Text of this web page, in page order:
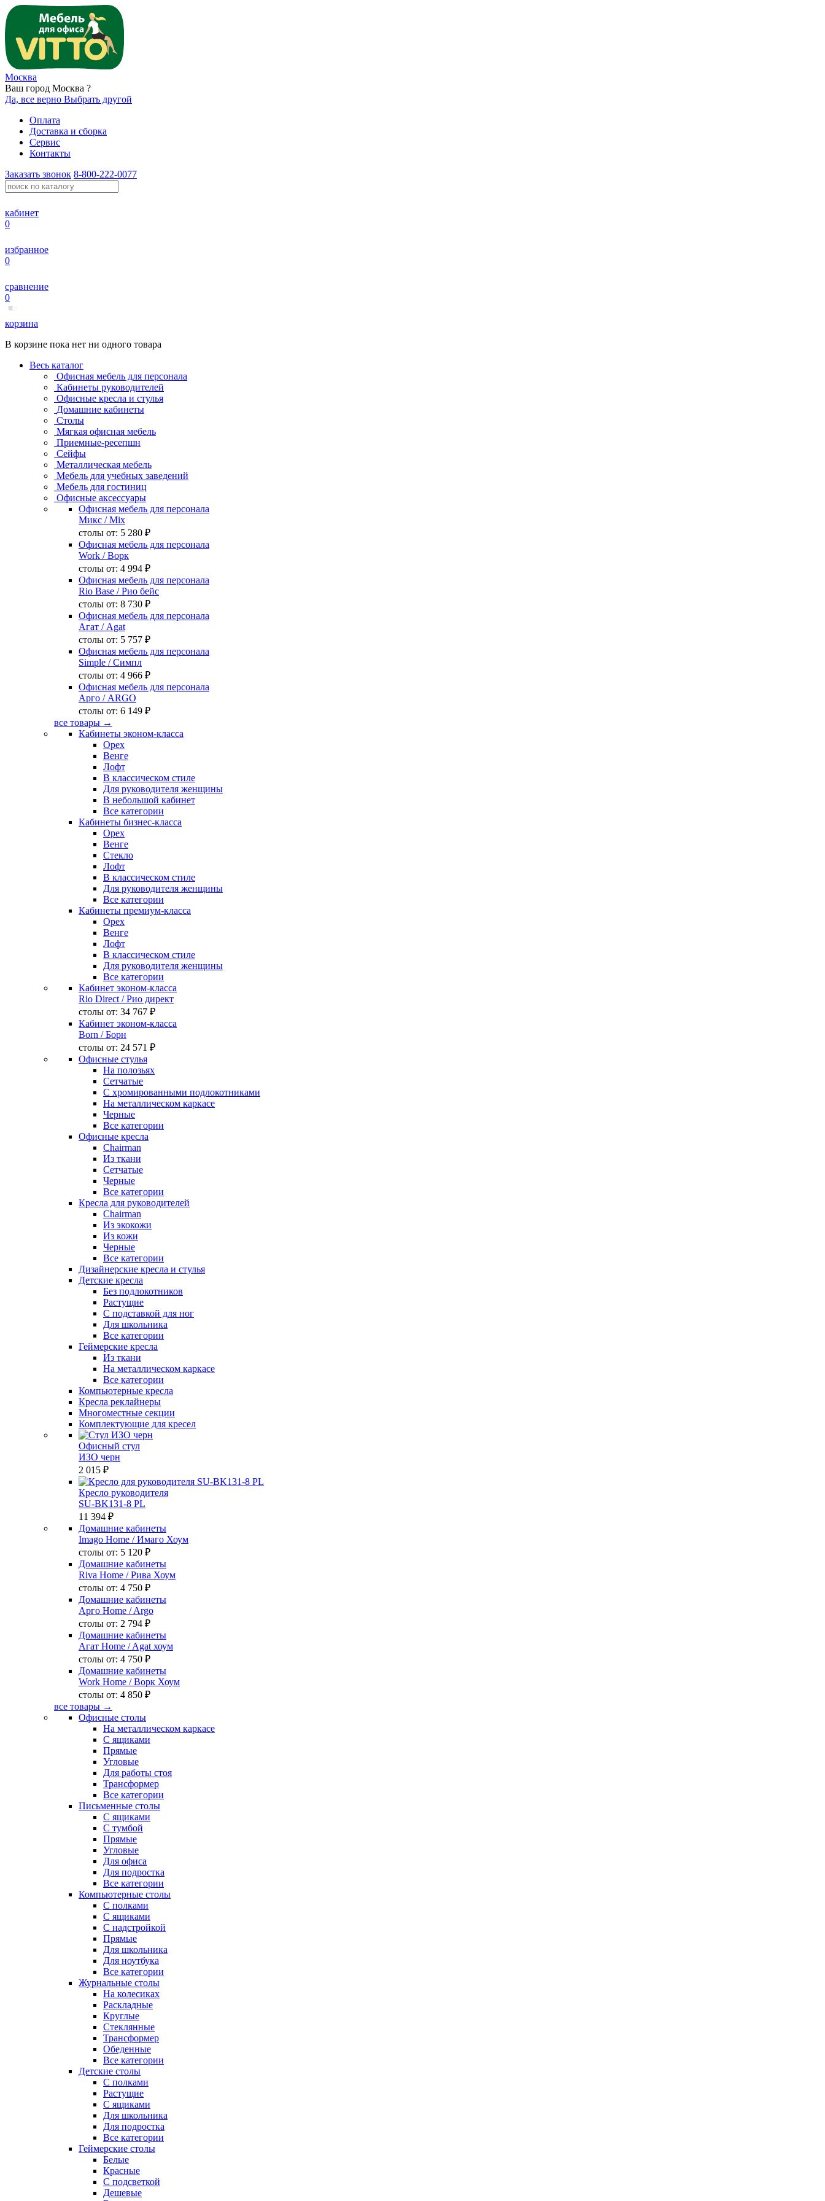
Москва
Ваш город Москва ?
Да, все верно Выбрать другой
Оплата
Доставка и сборка
Сервис
Контакты
Заказать звонок 8-800-222-0077
кабинет
0
избранное
0
сравнение
0
корзина
В корзине пока нет ни одного товара
Весь каталог
Офисная мебель для персонала
Кабинеты руководителей
Офисные кресла и стулья
Домашние кабинеты
Столы
Мягкая офисная мебель
Приемные-ресепшн
Сейфы
Металлическая мебель
Мебель для учебных заведений
Мебель для гостиниц
Офисные аксессуары
Офисная мебель для персонала
Микс / Mix
столы от: 5 280 ₽
Офисная мебель для персонала
Work / Ворк
столы от: 4 994 ₽
Офисная мебель для персонала
Rio Base / Рио бейс
столы от: 8 730 ₽
Офисная мебель для персонала
Агат / Agat
столы от: 5 757 ₽
Офисная мебель для персонала
Simple / Симпл
столы от: 4 966 ₽
Офисная мебель для персонала
Арго / ARGO
столы от: 6 149 ₽
все товары →
Кабинеты эконом-класса
Орех
Венге
Лофт
В классическом стиле
Для руководителя женщины
В небольшой кабинет
Все категории
Кабинеты бизнес-класса
Орех
Венге
Стекло
Лофт
В классическом стиле
Для руководителя женщины
Все категории
Кабинеты премиум-класса
Орех
Венге
Лофт
В классическом стиле
Для руководителя женщины
Все категории
Кабинет эконом-класса
Rio Direct / Рио директ
столы от: 34 767 ₽
Кабинет эконом-класса
Born / Борн
столы от: 24 571 ₽
Офисные стулья
На полозьях
Сетчатые
С хромированными подлокотниками
На металлическом каркасе
Черные
Все категории
Офисные кресла
Chairman
Из ткани
Сетчатые
Черные
Все категории
Кресла для руководителей
Chairman
Из экокожи
Из кожи
Черные
Все категории
Дизайнерские кресла и стулья
Детские кресла
Без подлокотников
Растущие
С подставкой для ног
Для школьника
Все категории
Геймерские кресла
Из ткани
На металлическом каркасе
Все категории
Компьютерные кресла
Кресла реклайнеры
Многоместные секции
Комплектующие для кресел
Офисный стул
ИЗО черн
2 015 ₽
Кресло руководителя
SU-BK131-8 PL
11 394 ₽
Домашние кабинеты
Imago Home / Имаго Хоум
столы от: 5 120 ₽
Домашние кабинеты
Riva Home / Рива Хоум
столы от: 4 750 ₽
Домашние кабинеты
Арго Home / Argo
столы от: 2 794 ₽
Домашние кабинеты
Агат Home / Agat хоум
столы от: 4 750 ₽
Домашние кабинеты
Work Home / Ворк Хоум
столы от: 4 850 ₽
все товары →
Офисные столы
На металлическом каркасе
С ящиками
Прямые
Угловые
Для работы стоя
Трансформер
Все категории
Письменные столы
С ящиками
С тумбой
Прямые
Угловые
Для офиса
Для подростка
Все категории
Компьютерные столы
С полками
С ящиками
С надстройкой
Прямые
Для школьника
Для ноутбука
Все категории
Журнальные столы
На колесиках
Раскладные
Круглые
Стеклянные
Трансформер
Обеденные
Все категории
Детские столы
С полками
Растущие
С ящиками
Для школьника
Для подростка
Все категории
Геймерские столы
Белые
Красные
С подсветкой
Дешевые